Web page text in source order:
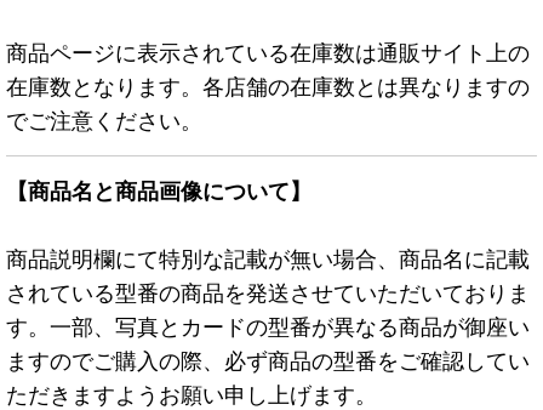
商品ページに表示されている在庫数は通販サイト上の
在庫数となります。各店舗の在庫数とは異なりますの
でご注意ください。
【商品名と商品画像について】
商品説明欄にて特別な記載が無い場合、商品名に記載
されている型番の商品を発送させていただいておりま
す。一部、写真とカードの型番が異なる商品が御座い
ますのでご購入の際、必ず商品の型番をご確認してい
ただきますようお願い申し上げます。